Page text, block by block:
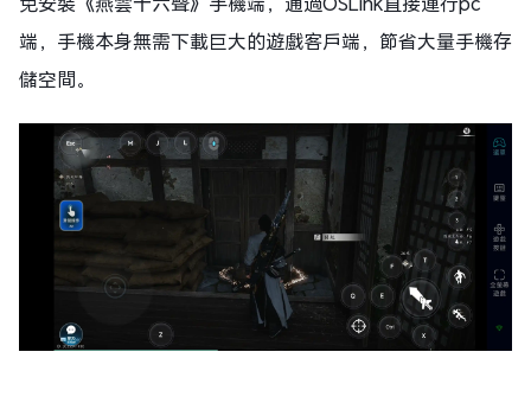
端，手機本身無需下載巨大的遊戲客戶端，節省大量手機存
儲空間。